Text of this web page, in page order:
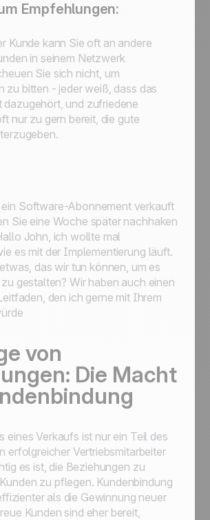
Empfehlungen:
Kunde kann Sie oft an andere
in seinem Netzwerk
Sie sich nicht, um
zu bitten - jeder weiß, dass das
dazugehört, und zufriedene
nur zu gern bereit, die gute
ein Software-Abonnement verkauft
Sie eine Woche später nachhaken
John, ich wollte mal
es mit der Implementierung läuft.
das wir tun können, um es
gestalten? Wir haben auch einen
den ich gerne mit Ihrem
von
Die Macht
eines Verkaufs ist nur ein Teil des
erfolgreicher Vertriebsmitarbeiter
es ist, die Beziehungen zu
zu pflegen. Kundenbindung
als die Gewinnung neuer
Kunden sind eher bereit,